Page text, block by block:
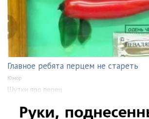
Главное ребята перцем не стареть
Юмор
Шутки про перец